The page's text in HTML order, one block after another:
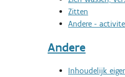
Zitten
Andere -
Andere
Inhoudelijk